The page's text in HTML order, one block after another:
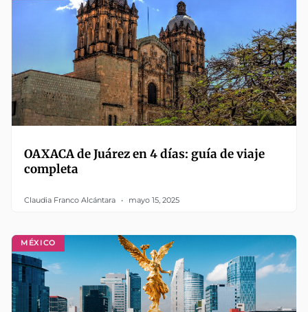
OAXACA de Juárez en 4 días: guía de viaje
completa
Claudia Franco Alcántara mayo 15, 2025
MÉXICO